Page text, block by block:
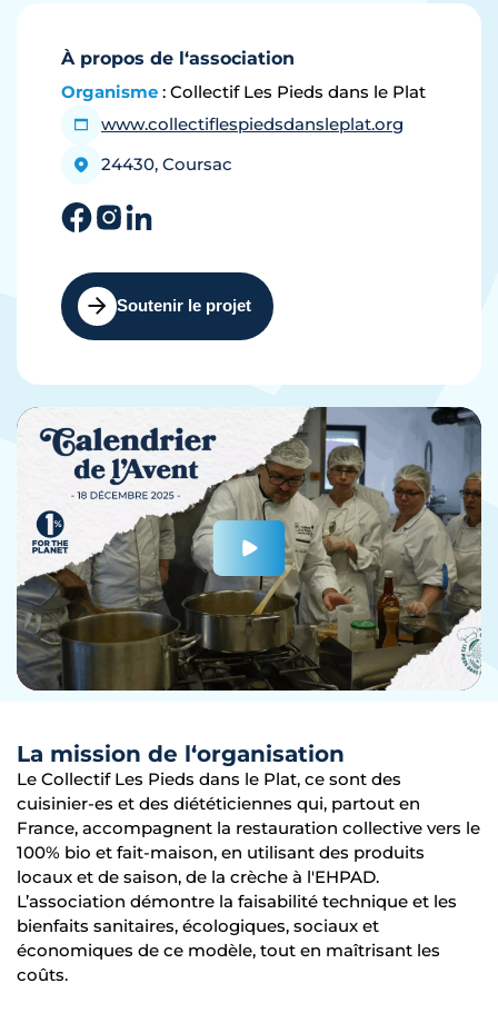
À propos de l‘association
Organisme : Collectif Les Pieds dans le Plat
www.collectiflespiedsdansleplat.org
24430, Coursac
Soutenir le projet
La mission de l‘organisation
Le Collectif Les Pieds dans le Plat, ce sont des
cuisinier-es et des diététiciennes qui, partout en
France, accompagnent la restauration collective vers le
100% bio et fait-maison, en utilisant des produits
locaux et de saison, de la crèche à l'EHPAD.
L’association démontre la faisabilité technique et les
bienfaits sanitaires, écologiques, sociaux et
économiques de ce modèle, tout en maîtrisant les
coûts.